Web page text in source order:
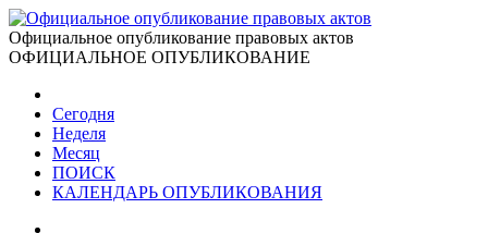
Официальное опубликование правовых актов
ОФИЦИАЛЬНОЕ ОПУБЛИКОВАНИЕ
Сегодня
Неделя
Месяц
ПОИСК
КАЛЕНДАРЬ ОПУБЛИКОВАНИЯ